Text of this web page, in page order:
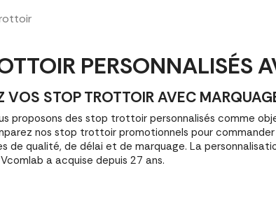
PERSONNALISÉS
STOP TROTTOIR AVEC
proposons des stop trottoir personnalisés comme
nos stop trottoir promotionnels pour
de qualité, de délai et de marquage. La
a acquise depuis 27 ans.